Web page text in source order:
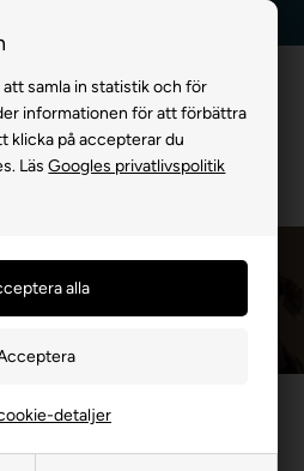
samla in statistik och för
informationen för att förbättra
klicka på accepterar du
LäsGoogles privatlivspolitik
detaljer
Ekologi